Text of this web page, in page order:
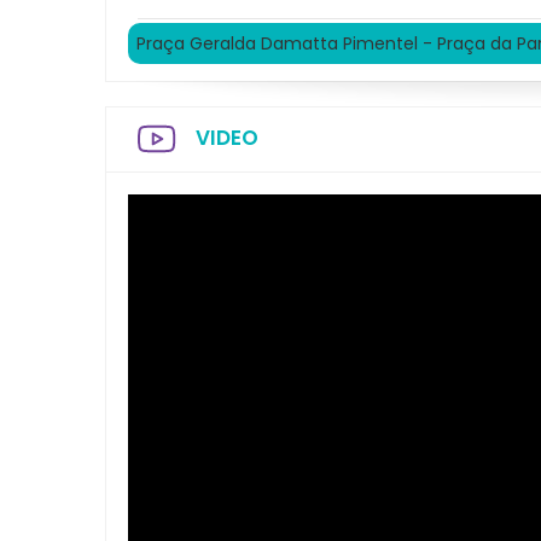
Praça Geralda Damatta Pimentel - Praça da
VIDEO